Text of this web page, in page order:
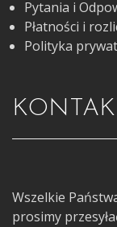
Pytania i
Płatności i
Polityka
Wszelkie
prosimy